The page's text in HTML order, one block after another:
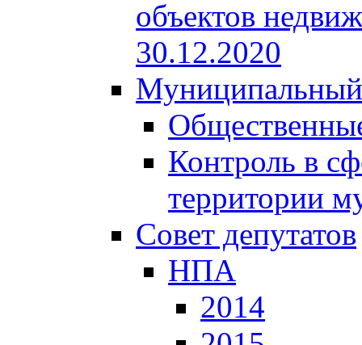
объектов
30.12.2020
Муниципальный
Контроль в
территории
Совет депутатов
НПА
2014